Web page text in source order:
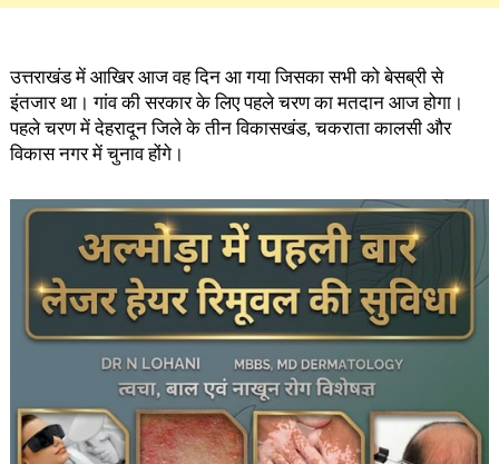
उत्तराखंड में आखिर आज वह दिन आ गया जिसका सभी को बेसब्री से
इंतजार था। गांव की सरकार के लिए पहले चरण का मतदान आज होगा।
पहले चरण में देहरादून जिले के तीन विकासखंड, चकराता कालसी और
विकास नगर में चुनाव होंगे।